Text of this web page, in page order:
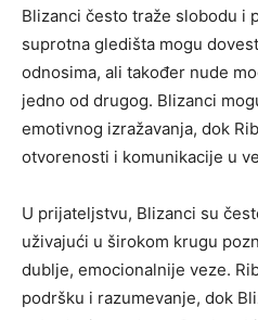
Blizanci često traže slobodu i
suprotna gledišta mogu
odnosima, ali također nude
jedno od drugog. Blizanci
emotivnog izražavanja, dok
otvorenosti i komunikacije u
U prijateljstvu, Blizanci su
uživajući u širokom krugu
dublje, emocionalnije veze.
podršku i razumevanje, dok